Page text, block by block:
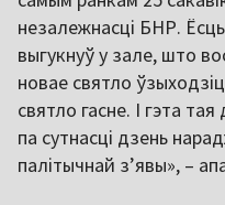
незалежнасці БНР.
выгукнуў у зале, што
новае святло
святло гасне. І гэта
па сутнасці дзень
палітычнай зʼявы», –